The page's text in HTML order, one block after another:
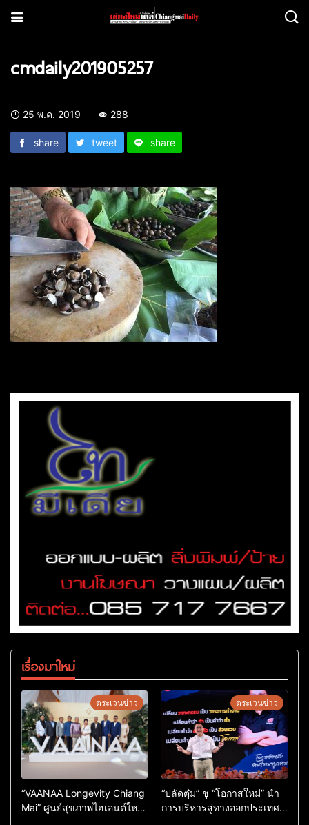
cmdaily201905257
25 พ.ค. 2019 288
share tweet share
เรื่องมาใหม่
ตระเวนข่าว
“VAANAA Longevity Chiang
Mai” ศูนย์สุขภาพไฮเอนต์ใหญ่
ตระเวนข่าว
“ปลัดตุ๋ม” ชู “โอกาสใหม่” นำ
การบริหารสู่ทางออกประเทศ